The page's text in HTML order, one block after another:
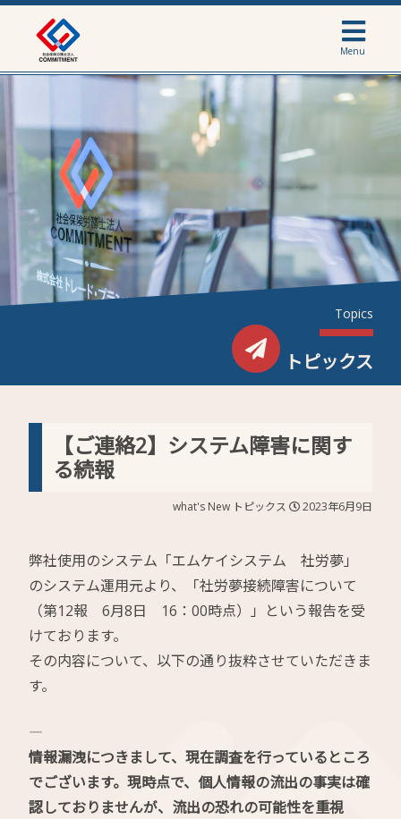
Menu
Topics
トピックス
【ご連絡2】システム障害に関す
る続報
what's New トピックス 2023年6月9日
弊社使用のシステム「エムケイシステム 社労夢」
のシステム運用元より、「社労夢接続障害について
（第12報 6月8日 16：00時点）」という報告を受
けております。
その内容について、以下の通り抜粋させていただきま
す。
――――
情報漏洩につきまして、現在調査を行っているところ
でございます。現時点で、個人情報の流出の事実は確
認しておりませんが、流出の恐れの可能性を重視